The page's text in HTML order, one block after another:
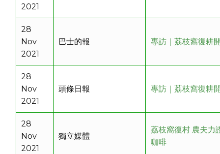
2021
28
Nov
2021
巴士的報 專訪｜荔枝窩復耕
28
Nov
2021
頭條日報 專訪｜荔枝窩復耕
28
Nov
2021
獨立媒體
荔枝窩復村 農夫力
咖啡